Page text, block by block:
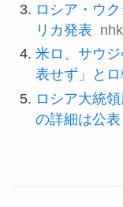
ロシア・ウ
リカ発表
米ロ、サウ
表せず」と
ロシア大統
の詳細は公